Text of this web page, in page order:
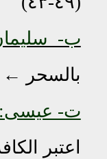
ب-
بالسحر
←
ت- عيسى:
اعتبر